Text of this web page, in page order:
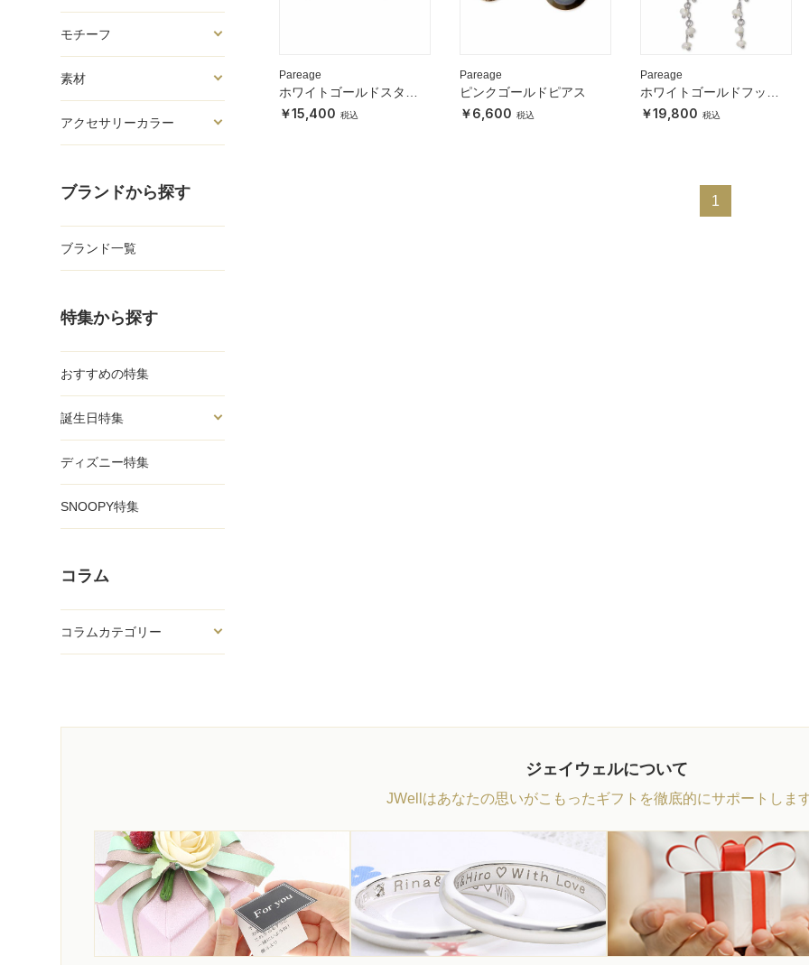
モチーフ
素材
アクセサリーカラー
ブランドから探す
ブランド一覧
特集から探す
おすすめの特集
誕生日特集
ディズニー特集
SNOOPY特集
コラム
コラムカテゴリー
Pareage
ホワイトゴールドスタッ
ドピアス
15,400
Pareage
ピンクゴールドピアス
6,600
Pareage
ホワイトゴールドフック
ピアス
19,800
1
ジェイウェルについて
JWellはあなたの思いがこもったギフトを徹底的にサポートしま